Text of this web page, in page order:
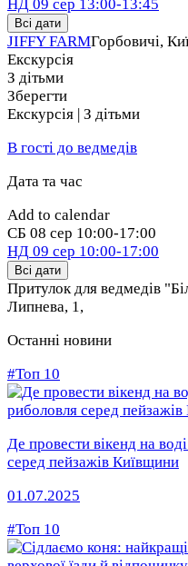
НД 09 сер 13:00-13:45
Всі дати
JIFFY FARMГорбовичі,
Екскурсія
З дітьми
Зберегти
Екскурсія | З дітьми
В гості до ведмедів
Дата та час
Add to calendar
СБ 08 сер 10:00-17:00
НД 09 сер 10:00-17:00
Всі дати
Притулок для ведмедів
Липнева, 1 ,
Останні новини
#Топ 10
Де провести вікенд на
серед пейзажів Київщини
01.07.2025
#Топ 10